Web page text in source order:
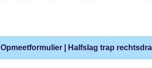
Opmeetformulier | Halfslag trap